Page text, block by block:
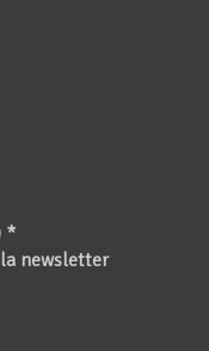
*
newsletter